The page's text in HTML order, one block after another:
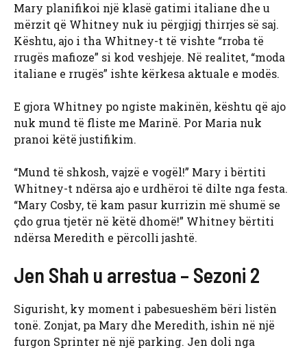
Mary planifikoi një klasë gatimi italiane dhe u
mërzit që Whitney nuk iu përgjigj thirrjes së saj.
Kështu, ajo i tha Whitney-t të vishte “rroba të
rrugës mafioze” si kod veshjeje. Në realitet, “moda
italiane e rrugës” ishte kërkesa aktuale e modës.
E gjora Whitney po ngiste makinën, kështu që ajo
nuk mund të fliste me Marinë. Por Maria nuk
pranoi këtë justifikim.
“Mund të shkosh, vajzë e vogël!” Mary i bërtiti
Whitney-t ndërsa ajo e urdhëroi të dilte nga festa.
“Mary Cosby, të kam pasur kurrizin më shumë se
çdo grua tjetër në këtë dhomë!” Whitney bërtiti
ndërsa Meredith e përcolli jashtë.
Jen Shah u arrestua – Sezoni 2
Sigurisht, ky moment i pabesueshëm bëri listën
tonë. Zonjat, pa Mary dhe Meredith, ishin në një
furgon Sprinter në një parking. Jen doli nga